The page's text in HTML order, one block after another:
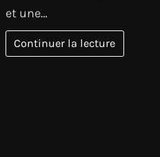
et une…
Continuer la lecture